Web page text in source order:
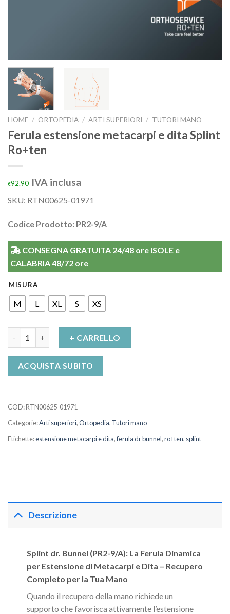
HOME / ORTOPEDIA / ARTI SUPERIORI / TUTORI MANO
Ferula estensione metacarpi e dita Splint
Ro+ten
€92.90 IVA inclusa
SKU: RTN00625-01971
Codice Prodotto: PR2-9/A
CONSEGNA GRATUITA 24/48 ore ISOLE e
CALABRIA 48/72 ore
MISURA
M L XL S XS
+ CARRELLO
ACQUISTA SUBITO
COD:RTN00625-01971
Categorie:Arti superiori,Ortopedia, Tutori mano
Etichette:estensione metacarpi e dita,ferula dr bunnel,ro+ten, splint
Descrizione
Splint dr. Bunnel (PR2-9/A): La Ferula Dinamica
per Estensione di Metacarpi e Dita – Recupero
Completo per la Tua Mano
Quando il recupero della mano richiede un
supporto che favorisca attivamente l’estensione